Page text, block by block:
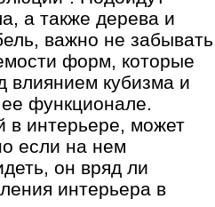
а также дерева и
важно не забывать
форм, которые
влиянием кубизма и
функционале.
интерьере, может
если на нем
он вряд ли
интерьера в